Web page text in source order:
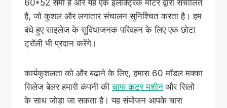
60*52 सेमी है और यह एक इलेक्ट्रिक मोटर द्वारा संचालित
है, जो कुशल और लगातार संचालन सुनिश्चित करता है। हम
बंधे हुए साइलेज के सुविधाजनक परिवहन के लिए एक छोटा
ट्रॉली भी प्रदान करेंगे।
कार्यकुशलता को और बढ़ाने के लिए, हमारा 60 मॉडल मक्का
सिलेज बेलर हमारी कंपनी कीचाफ कटर मशीन और सिलो
के साथ जोड़ा जा सकता है। यह संयोजन आपके चारा